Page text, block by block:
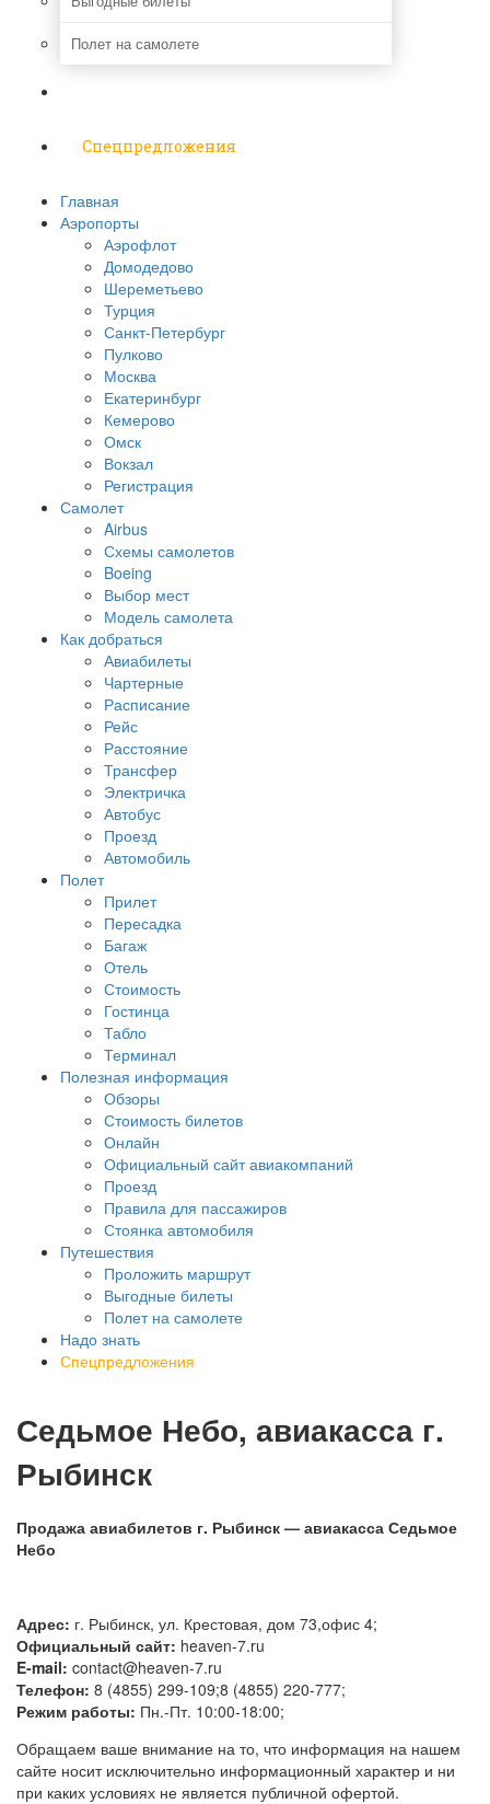
Полет на самолете
Спецпредложения
Главная
Аэропорты
Аэрофлот
Домодедово
Шереметьево
Турция
Санкт-Петербург
Пулково
Москва
Екатеринбург
Кемерово
Омск
Вокзал
Регистрация
Самолет
Airbus
Схемы самолетов
Boeing
Выбор мест
Модель самолета
Как добраться
Авиабилеты
Чартерные
Расписание
Рейс
Расстояние
Трансфер
Электричка
Автобус
Проезд
Автомобиль
Полет
Прилет
Пересадка
Багаж
Отель
Стоимость
Гостинца
Табло
Терминал
Полезная информация
Обзоры
Стоимость билетов
Онлайн
Официальный сайт авиакомпаний
Проезд
Правила для пассажиров
Стоянка автомобиля
Путешествия
Проложить маршрут
Выгодные билеты
Полет на самолете
Надо знать
Спецпредложения
Седьмое Небо, авиакасса г.
Рыбинск
Продажа авиабилетов г. Рыбинск — авиакасса Седьмое
Небо
Адрес: г. Рыбинск, ул. Крестовая, дом 73,офис 4;
Официальный сайт: heaven-7.ru
E-mail: contact@heaven-7.ru
Телефон: 8 (4855) 299-109;8 (4855) 220-777;
Режим работы: Пн.-Пт. 10:00-18:00;
Обращаем ваше внимание на то, что информация на нашем
сайте носит исключительно информационный характер и ни
при каких условиях не является публичной офертой.